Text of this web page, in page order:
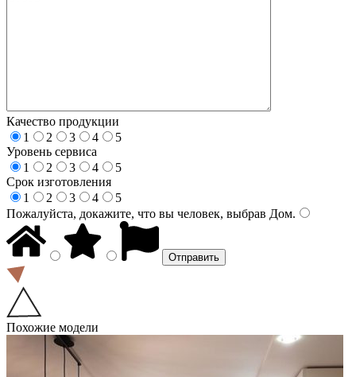
Качество продукции
1
2 3 4
5
Уровень сервиса
1
2 3 4
5
Срок изготовления
1
2 3 4
5
Пожалуйста, докажите, что вы человек, выбрав Дом.
Похожие модели